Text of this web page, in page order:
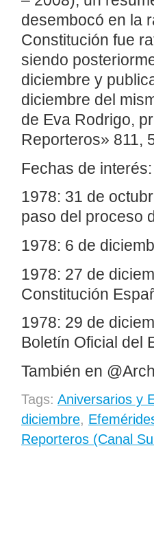
desembocó en la
Constitución fue
siendo
diciembre y
diciembre del
de Eva Rodrigo,
Reporteros» 811,
Fechas de interés:
1978: 31 de
paso del proceso
1978: 6 de
1978: 27 de
Constitución
1978: 29 de
Boletín Oficial del
También en
Tags: Aniversarios y
diciembre,
Reporteros (Canal